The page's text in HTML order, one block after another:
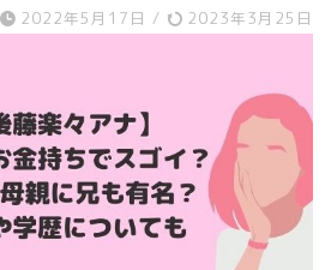
2022年5月17日 / 2023年3月25日